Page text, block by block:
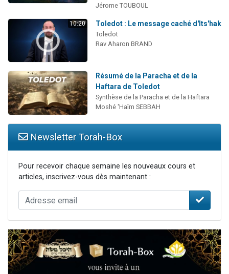
Jérome TOUBOUL
10:20 Toledot : Le message caché d'Its'hak
Toledot
Rav Aharon BRAND
Résumé de la Paracha et de la
Haftara de Toledot
Synthèse de la Paracha et de la Haftara
Moshé 'Haïm SEBBAH
Newsletter Torah-Box
Pour recevoir chaque semaine les nouveaux cours et
articles, inscrivez-vous dès maintenant :